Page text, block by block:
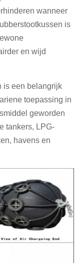
wanneer
is
en wijd
is een belangrijk
toepassing in
geworden
tankers, LPG-
havens en